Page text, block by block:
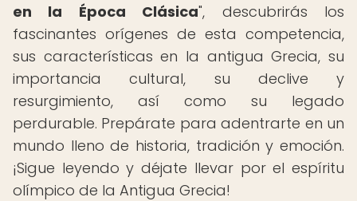
en la Época Clásica", descubrirás los
fascinantes orígenes de esta competencia,
sus características en la antigua Grecia, su
importancia cultural, su declive y
resurgimiento, así como su legado
perdurable. Prepárate para adentrarte en un
mundo lleno de historia, tradición y emoción.
¡Sigue leyendo y déjate llevar por el espíritu
olímpico de la Antigua Grecia!